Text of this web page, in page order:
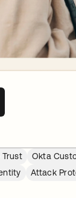
で開く
Trust
Okta
Attack